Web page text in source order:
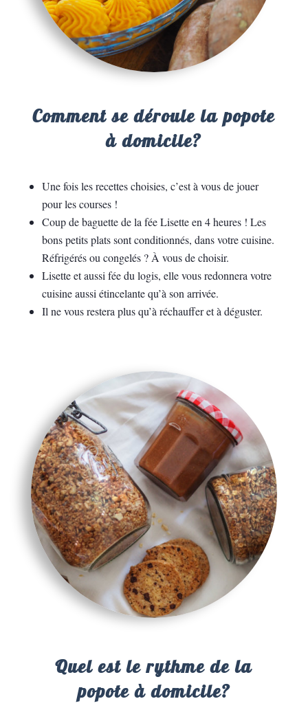
Comment se déroule la popote
à domicile?
Une fois les recettes choisies, c’est à vous de jouer
pour les courses !
Coup de baguette de la fée Lisette en 4 heures ! Les
bons petits plats sont conditionnés, dans votre cuisine.
Réfrigérés ou congelés ? À vous de choisir.
Lisette et aussi fée du logis, elle vous redonnera votre
cuisine aussi étincelante qu’à son arrivée.
Il ne vous restera plus qu’à réchauffer et à déguster.
Quel est le rythme de la
popote à domicile?